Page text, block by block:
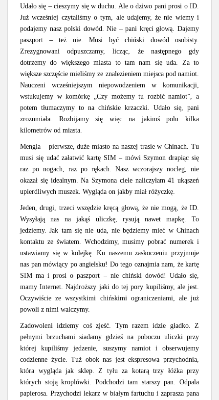
Udało się – cieszymy się w duchu. Ale o dziwo pani prosi o ID.
Już wcześniej czytaliśmy o tym, ale udajemy, że nie wiemy i
podajemy nasz polski dowód. Nie – pani kręci głową. Dajemy
paszport – też nie. Musi być chiński dowód osobisty.
Zrezygnowani odpuszczamy, licząc, że następnego gdy
dotrzemy do większego miasta to tam nam się uda. Za to
większe szczęście mieliśmy ze znalezieniem miejsca pod namiot.
Nauczeni wcześniejszym niepowodzeniem w komunikacji,
wstukujemy w komórkę „Czy możemy tu rozbić namiot”, a
potem tłumaczymy to na chińskie krzaczki. Udało się, pani
zrozumiała. Rozbijamy się więc na jakimś polu kilka
kilometrów od miasta.
Mengla – pierwsze, duże miasto na naszej trasie w Chinach. Tu
musi się udać załatwić kartę SIM – mówi Szymon drapiąc się
raz po nogach, raz po rękach. Nasz wczorajszy nocleg, nie
okazał się idealnym. Na Szymona ciele naliczyłam 41 ukąszeń
upierdliwych muszek. Wygląda on jakby miał różyczkę.
Jeden, drugi, trzeci wszędzie kręcą głową, że nie mogą, że ID.
Wysyłają nas na jakąś uliczkę, rysują nawet mapkę. To
jedziemy. Jak tam się nie uda, nie będziemy mieć w Chinach
kontaktu ze światem. Wchodzimy, musimy pobrać numerek i
ustawiamy się w kolejkę. Ku naszemu zaskoczeniu przyjmuje
nas pan mówiący po angielsku! Do tego oznajmia nam, że kartę
SIM ma i prosi o paszport – nie chiński dowód! Udało się,
mamy Internet. Najdroższy jaki do tej pory kupiliśmy, ale jest.
Oczywiście ze wszystkimi chińskimi ograniczeniami, ale już
powoli z nimi walczymy.
Zadowoleni idziemy coś zjeść. Tym razem idzie gładko. Z
pełnymi brzuchami siadamy gdzieś na poboczu uliczki przy
której kupiliśmy jedzenie, suszymy namiot i obserwujemy
codzienne życie. Tuż obok nas jest ekspresowa przychodnia,
która wygląda jak sklep. Z tyłu za kotarą trzy łóżka przy
których stoją kroplówki. Podchodzi tam starszy pan. Odpala
papierosa. Przychodzi lekarz w białym fartuchu i zaprasza pana